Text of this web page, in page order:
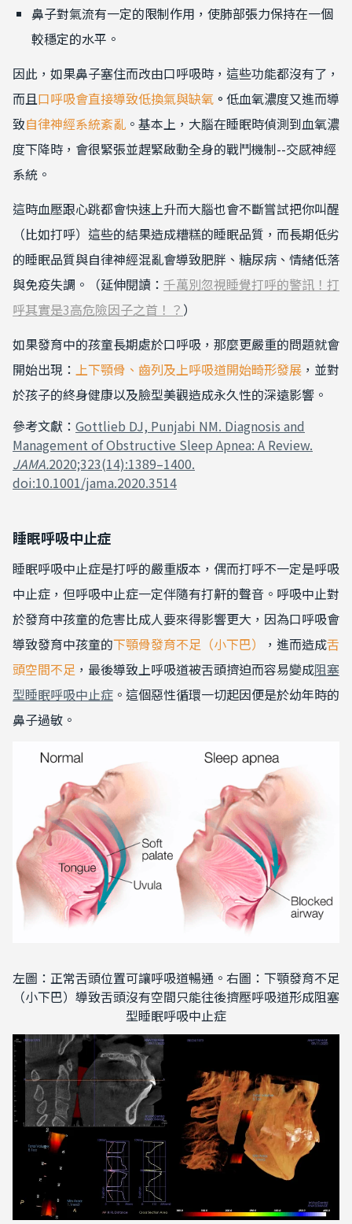
鼻子對氣流有一定的限制作用，使肺部張力保持在一個
較穩定的水平。
因此，如果鼻子塞住而改由口呼吸時，這些功能都沒有了，
而且口呼吸會直接導致低換氣與缺氧 。 低血氧濃度又進而導
致自律神經系統紊亂 。基本上，大腦在睡眠時偵測到血氧濃
度下降時，會很緊張並趕緊啟動全身的戰鬥機制--交感神經
系統。
這時血壓跟心跳都會快速上升而大腦也會不斷嘗試把你叫醒
（比如打呼）這些的結果造成糟糕的睡眠品質，而長期低劣
的睡眠品質與自律神經混亂會導致肥胖、糖尿病、情緒低落
與免疫失調。（延伸閱讀： 千萬別忽視睡覺打呼的警訊！打
呼其實是3高危險因子之首！？ ）
如果發育中的孩童長期處於口呼吸，那麼更嚴重的問題就會
開始出現： 上下顎骨、齒列及上呼吸道開始畸形發展 ，並對
於孩子的終身健康以及臉型美觀造成永久性的深遠影響。
參考文獻： Gottlieb DJ, Punjabi NM. Diagnosis and
Management of Obstructive Sleep Apnea: A Review.
JAMA.2020;323(14):1389–1400.
doi:10.1001/jama.2020.3514
睡眠呼吸中止症
睡眠呼吸中止症是打呼的嚴重版本，偶而打呼不一定是呼吸
中止症，但呼吸中止症一定伴隨有打鼾的聲音。呼吸中止對
於發育中孩童的危害比成人要來得影響更大，因為口呼吸會
導致發育中孩童的下顎骨發育不足（小下巴） ，進而造成舌
頭空間不足 ，最後導致上呼吸道被舌頭擠迫而容易變成阻塞
型睡眠呼吸中止症 。這個惡性循環一切起因便是於幼年時的
鼻子過敏。
左圖：正常舌頭位置可讓呼吸道暢通。右圖：下顎發育不足
（小下巴）導致舌頭沒有空間只能往後擠壓呼吸道形成阻塞
型睡眠呼吸中止症